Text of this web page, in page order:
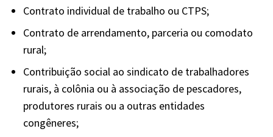
Contrato individual de trabalho ou CTPS;
Contrato de arrendamento, parceria ou comodato
rural;
Contribuição social ao sindicato de trabalhadores
rurais, à colônia ou à associação de pescadores,
produtores rurais ou a outras entidades
congêneres;